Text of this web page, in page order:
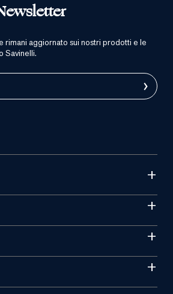
rimani aggiornato sui nostri prodotti e le
Savinelli.
›